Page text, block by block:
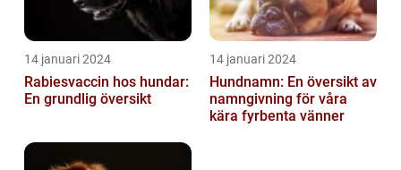
14 januari 2024
Rabiesvaccin hos hundar:
En grundlig översikt
14 januari 2024
Hundnamn: En översikt av
namngivning för våra
kära fyrbenta vänner